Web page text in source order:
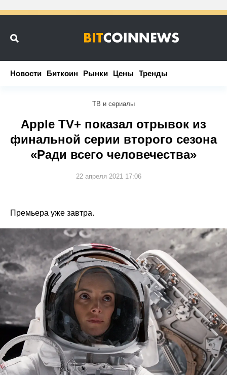
Новости Биткоин Рынки Цены Тренды
Новости Биткоин Рынки Цены Тренды
ТВ и сериалы
Apple TV+ показал отрывок из
финальной серии второго сезона
«Ради всего человечества»
22 апреля 2021 17:06
Премьера уже завтра.